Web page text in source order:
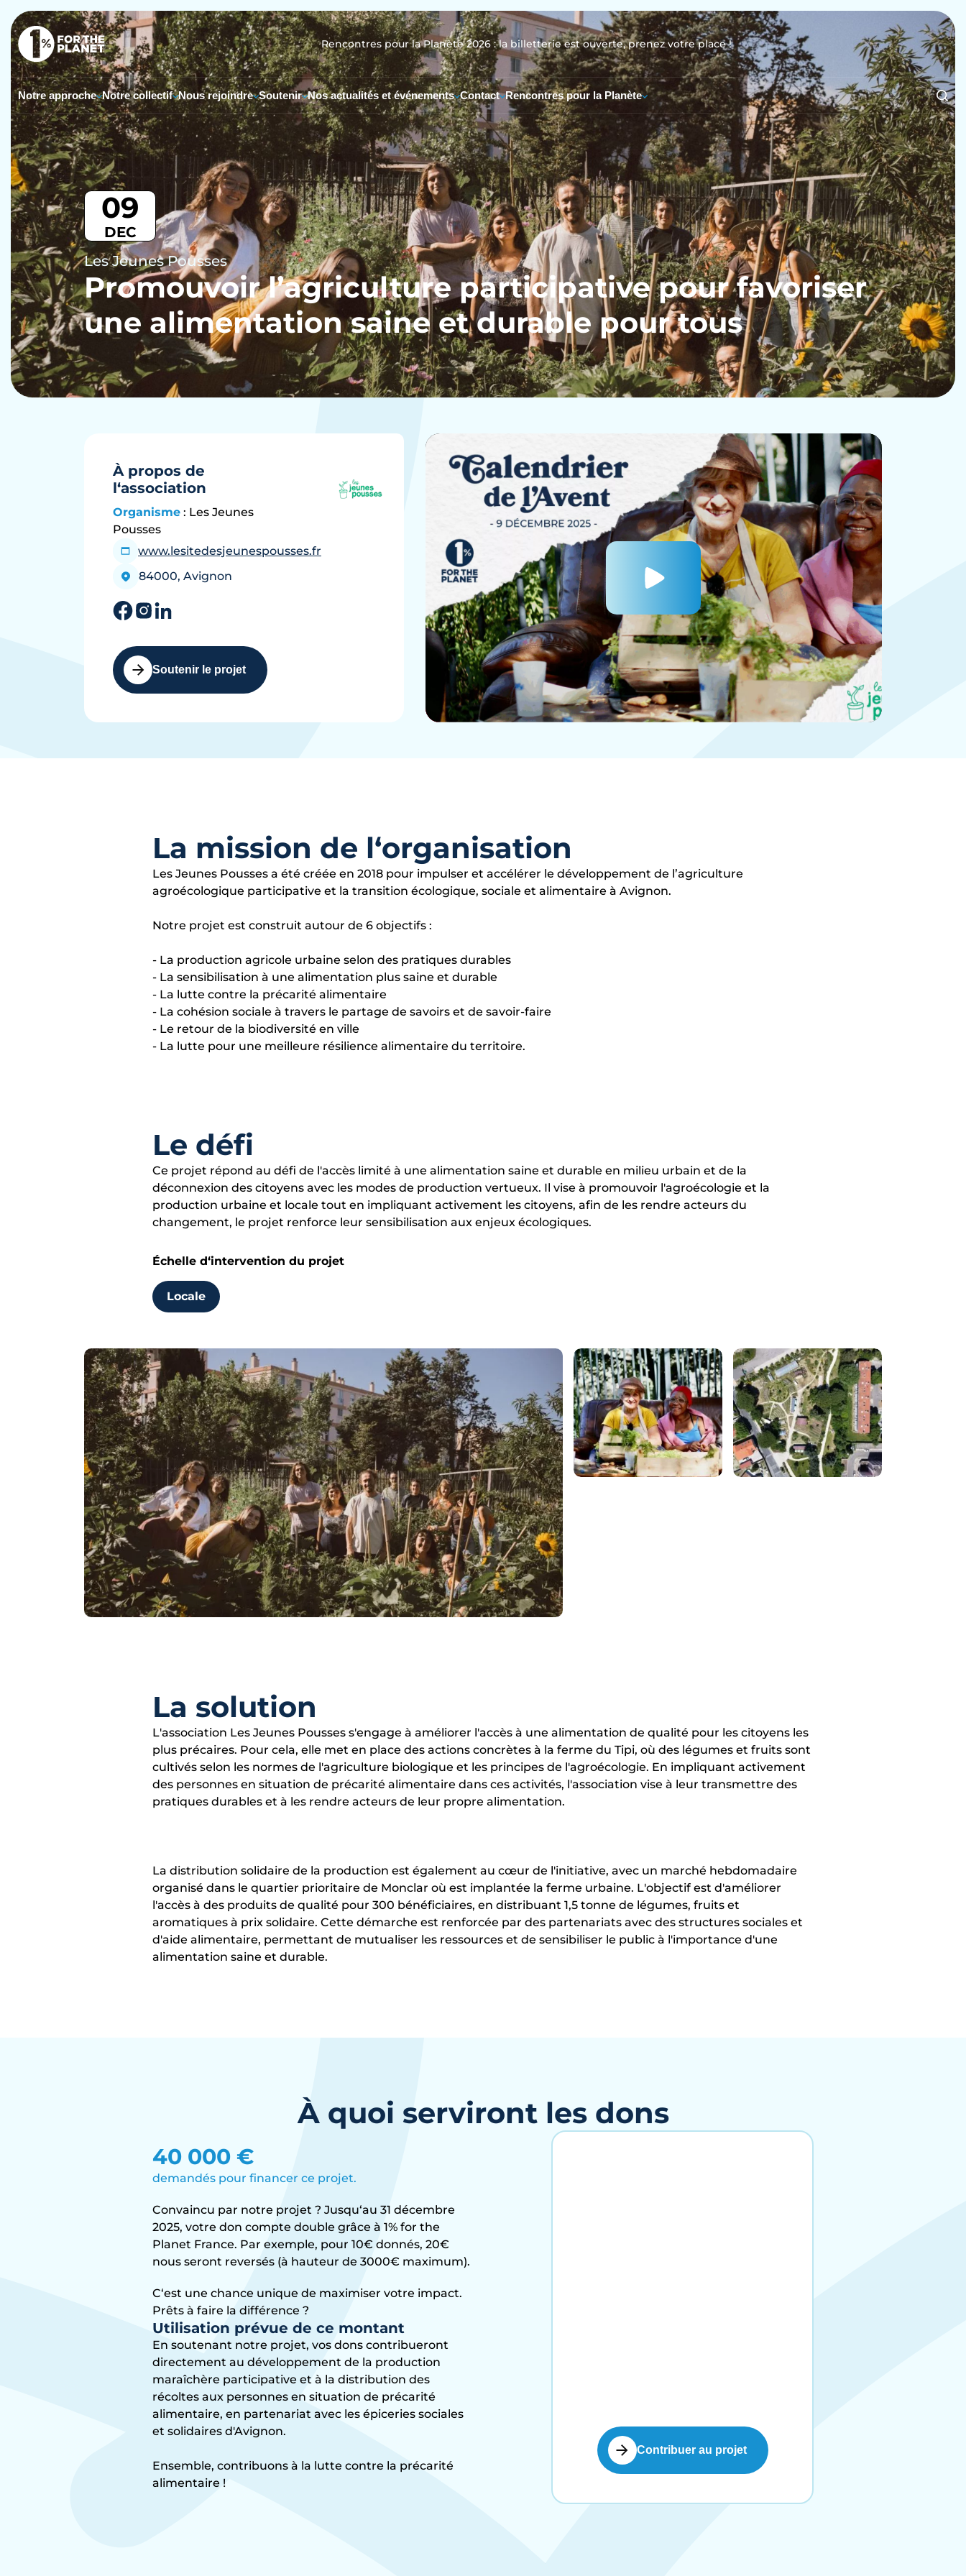
Rencontres pour la Planète 2026 : la billetterie est ouverte, prenez votre place !
Notre approche Notre collectif Nous rejoindre Soutenir Nos actualités et événements Contact Rencontres pour la Planète
09
DEC
Les Jeunes Pousses
Promouvoir l’agriculture participative pour favoriser
une alimentation saine et durable pour tous
À propos de
l‘association
Organisme : Les Jeunes
Pousses
www.lesitedesjeunespousses.fr
84000, Avignon
Soutenir le projet
La mission de l‘organisation
Les Jeunes Pousses a été créée en 2018 pour impulser et accélérer le développement de l’agriculture
agroécologique participative et la transition écologique, sociale et alimentaire à Avignon.
Notre projet est construit autour de 6 objectifs :
- La production agricole urbaine selon des pratiques durables
- La sensibilisation à une alimentation plus saine et durable
- La lutte contre la précarité alimentaire
- La cohésion sociale à travers le partage de savoirs et de savoir-faire
- Le retour de la biodiversité en ville
- La lutte pour une meilleure résilience alimentaire du territoire.
Le défi
Ce projet répond au défi de l'accès limité à une alimentation saine et durable en milieu urbain et de la
déconnexion des citoyens avec les modes de production vertueux. Il vise à promouvoir l'agroécologie et la
production urbaine et locale tout en impliquant activement les citoyens, afin de les rendre acteurs du
changement, le projet renforce leur sensibilisation aux enjeux écologiques.
Échelle d‘intervention du projet
Locale
La solution
L'association Les Jeunes Pousses s'engage à améliorer l'accès à une alimentation de qualité pour les citoyens les
plus précaires. Pour cela, elle met en place des actions concrètes à la ferme du Tipi, où des légumes et fruits sont
cultivés selon les normes de l'agriculture biologique et les principes de l'agroécologie. En impliquant activement
des personnes en situation de précarité alimentaire dans ces activités, l'association vise à leur transmettre des
pratiques durables et à les rendre acteurs de leur propre alimentation.
La distribution solidaire de la production est également au cœur de l'initiative, avec un marché hebdomadaire
organisé dans le quartier prioritaire de Monclar où est implantée la ferme urbaine. L'objectif est d'améliorer
l'accès à des produits de qualité pour 300 bénéficiaires, en distribuant 1,5 tonne de légumes, fruits et
aromatiques à prix solidaire. Cette démarche est renforcée par des partenariats avec des structures sociales et
d'aide alimentaire, permettant de mutualiser les ressources et de sensibiliser le public à l'importance d'une
alimentation saine et durable.
À quoi serviront les dons
40 000 €
demandés pour financer ce projet.
Convaincu par notre projet ? Jusqu‘au 31 décembre
2025, votre don compte double grâce à 1% for the
Planet France. Par exemple, pour 10€ donnés, 20€
nous seront reversés (à hauteur de 3000€ maximum).
C‘est une chance unique de maximiser votre impact.
Prêts à faire la différence ?
Utilisation prévue de ce montant
En soutenant notre projet, vos dons contribueront
directement au développement de la production
maraîchère participative et à la distribution des
récoltes aux personnes en situation de précarité
alimentaire, en partenariat avec les épiceries sociales
et solidaires d'Avignon.
Ensemble, contribuons à la lutte contre la précarité
alimentaire !
Contribuer au projet